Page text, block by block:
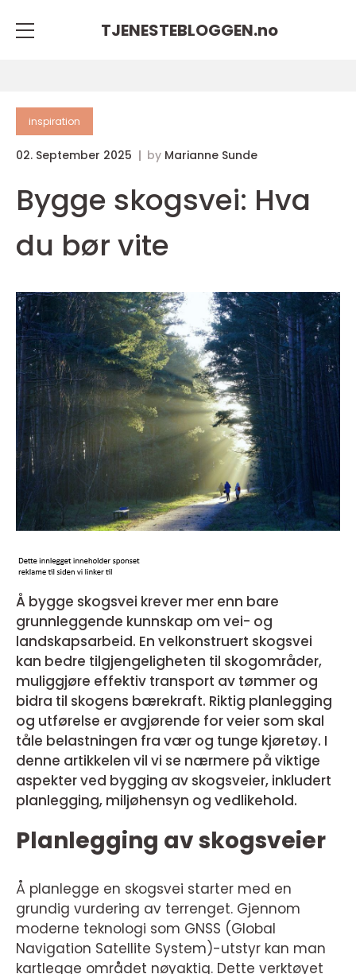
TJENESTEBLOGGEN.no
inspiration
02. September 2025 by Marianne Sunde
Bygge skogsvei: Hva
du bør vite
Å bygge skogsvei krever mer enn bare
grunnleggende kunnskap om vei- og
landskapsarbeid. En velkonstruert skogsvei
kan bedre tilgjengeligheten til skogområder,
muliggjøre effektiv transport av tømmer og
bidra til skogens bærekraft. Riktig planlegging
og utførelse er avgjørende for veier som skal
tåle belastningen fra vær og tunge kjøretøy. I
denne artikkelen vil vi se nærmere på viktige
aspekter ved bygging av skogsveier, inkludert
planlegging, miljøhensyn og vedlikehold.
Planlegging av skogsveier
Å planlegge en skogsvei starter med en
grundig vurdering av terrenget. Gjennom
moderne teknologi som GNSS (Global
Navigation Satellite System)-utstyr kan man
kartlegge området nøyaktig. Dette verktøyet